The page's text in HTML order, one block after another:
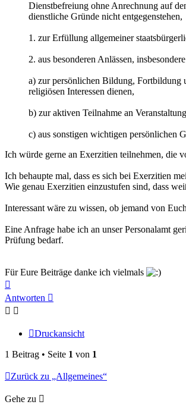
Dienstbefreiung ohne Anrechnung auf
dienstliche Gründe nicht entgegenstehen,
1. zur Erfüllung allgemeiner
2. aus besonderen Anlässen, insbesondere
a) zur persönlichen Bildung, Fortbildung
religiösen Interessen dienen,
b) zur aktiven Teilnahme an
c) aus sonstigen wichtigen persönlichen
Ich würde gerne an Exerzitien teilnehmen, die
Ich behaupte mal, dass es sich bei Exerzitien
Wie genau Exerzitien einzustufen sind, dass
Interessant wäre zu wissen, ob jemand von
Eine Anfrage habe ich an unser Personalamt
Prüfung bedarf.
Für Eure Beiträge danke ich vielmals
oben
Antworten
Druckansicht
1 Beitrag • Seite 1 von 1
Zurück zu „Allgemeines“
Gehe zu